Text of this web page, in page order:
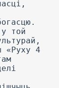
той
«Руху 4